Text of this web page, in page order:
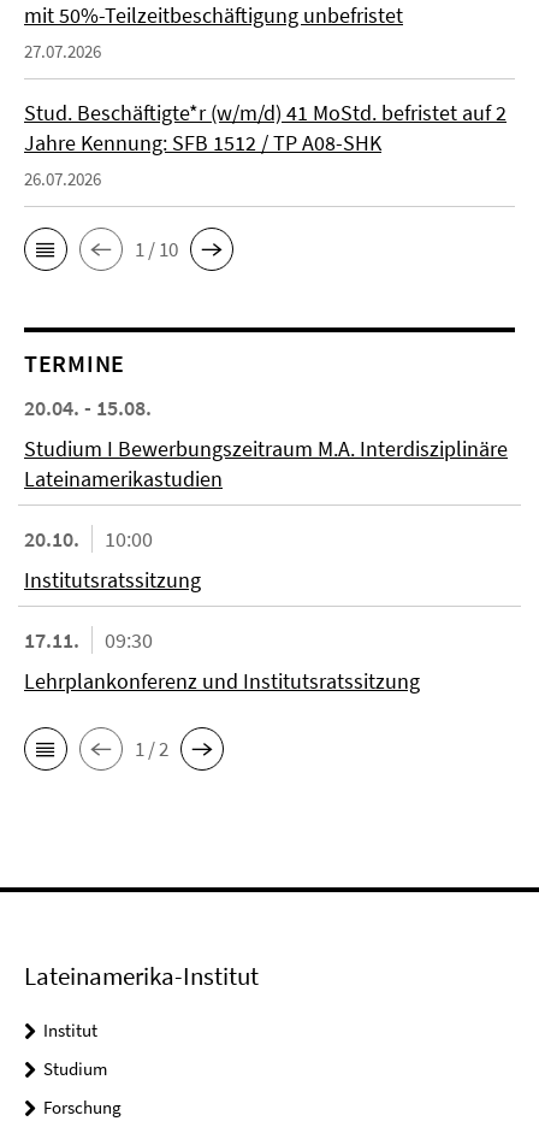
mit 50%-Teilzeitbeschäftigung unbefristet
27.07.2026
Stud. Beschäftigte*r (w/m/d) 41 MoStd. befristet auf 2
Jahre Kennung: SFB 1512 / TP A08-SHK
26.07.2026
1 / 10
TERMINE
20.04. - 15.08.
Studium I Bewerbungszeitraum M.A. Interdisziplinäre
Lateinamerikastudien
20.10.
10:00
Institutsratssitzung
17.11.
09:30
Lehrplankonferenz und Institutsratssitzung
1 / 2
Lateinamerika-Institut
Institut
Studium
Forschung